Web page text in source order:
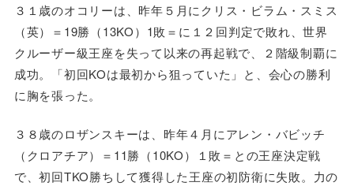
３１歳のオコリーは、昨年５月にクリス・ビラム・スミス
（英）＝19勝（13KO）1敗＝に１２回判定で敗れ、世界
クルーザー級王座を失って以来の再起戦で、２階級制覇に
成功。「初回KOは最初から狙っていた」と、会心の勝利
に胸を張った。
３８歳のロザンスキーは、昨年４月にアレン・バビッチ
（クロアチア）＝11勝（10KO）１敗＝との王座決定戦
で、初回TKO勝ちして獲得した王座の初防衛に失敗。力の